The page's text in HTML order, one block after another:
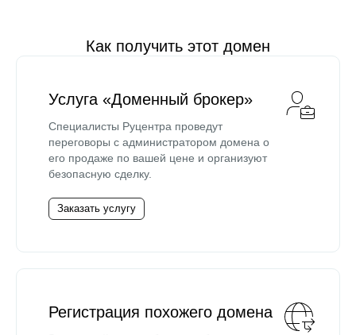
Как получить этот домен
Услуга «Доменный брокер»
Специалисты Руцентра проведут
переговоры с администратором домена о
его продаже по вашей цене и организуют
безопасную сделку.
Заказать услугу
Регистрация похожего домена